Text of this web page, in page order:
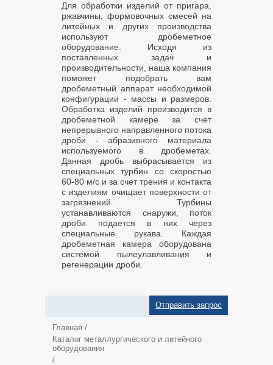
Для обработки изделий от пригара,
ржавчины, формовочных смесей на
литейных и других производства
используют дробеметное
оборудование. Исходя из
поставленных задач и
производительности, наша компания
поможет подобрать вам
дробеметный аппарат необходимой
конфигурации - массы и размеров.
Обработка изделий производится в
дробеметной камере за счет
непрерывного направленного потока
дроби - абразивного материала
используемого в дробеметах.
Данная дробь выбрасывается из
специальных турбин со скоростью
60-80 м/с и за счет трения и контакта
с изделиям очищает поверхности от
загрязнений. Турбины
устанавливаются снаружи, поток
дроби подается в них через
специальные рукава. Каждая
дробеметная камера оборудована
системой пылеулавливания и
регенерации дроби.
Отправить запрос
Главная /
Каталог металлургического и литейного
оборудования
/